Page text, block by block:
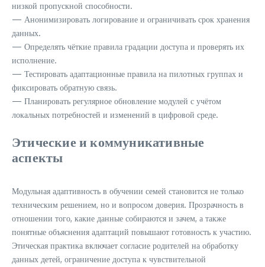
низкой пропускной способности.
— Анонимизировать логирование и ограничивать срок хранения
данных.
— Определять чёткие правила градации доступа и проверять их
исполнение.
— Тестировать адаптационные правила на пилотных группах и
фиксировать обратную связь.
— Планировать регулярное обновление модулей с учётом
локальных потребностей и изменений в цифровой среде.
Этические и коммуникативные
аспекты
Модульная адаптивность в обучении семей становится не только
техническим решением, но и вопросом доверия. Прозрачность в
отношении того, какие данные собираются и зачем, а также
понятные объяснения адаптаций повышают готовность к участию.
Этическая практика включает согласие родителей на обработку
данных детей, ограничение доступа к чувствительной